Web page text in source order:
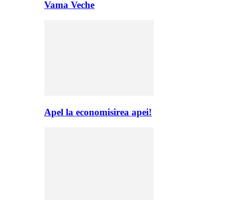
Vama Veche
Apel la economisirea apei!